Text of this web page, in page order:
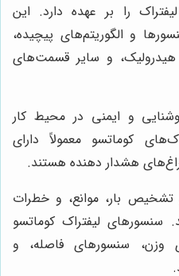
را بر عهده دارد. این
و الگوریتم‌های پیچیده،
هیدرولیک، و سایر قسمت‌های
و ایمنی در محیط کار
کوماتسو معمولاً دارای
هشدار دهنده هستند.
تشخیص بار، موانع، و خطرات
سنسورهای لیفتراک کوماتسو
وزن، سنسورهای فاصله، و